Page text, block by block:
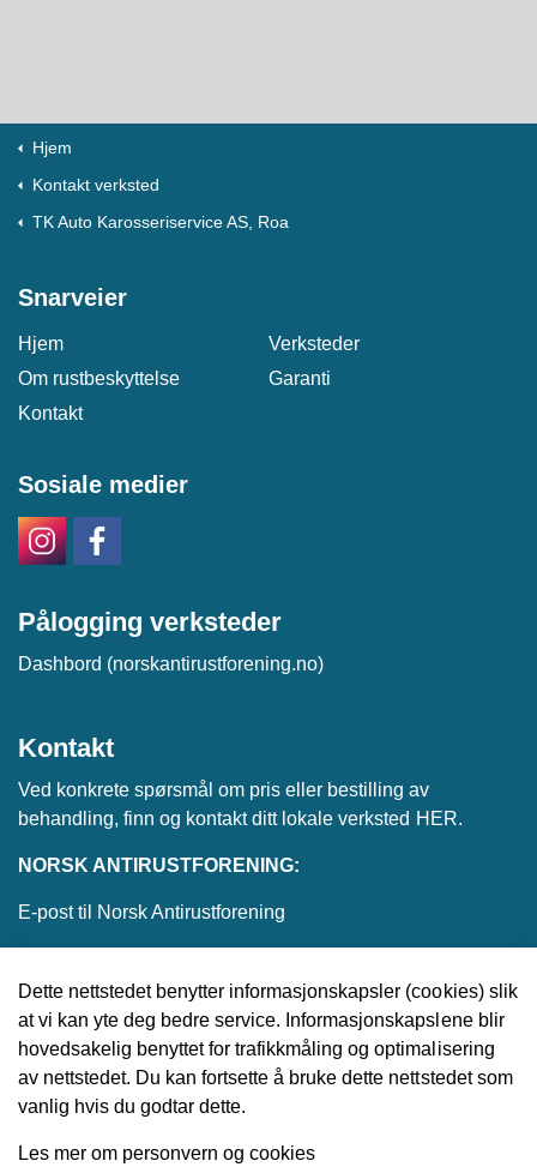
Hjem
Kontakt verksted
TK Auto Karosseriservice AS, Roa
Snarveier
Hjem
Verksteder
Om rustbeskyttelse
Garanti
Kontakt
Sosiale medier
Pålogging verksteder
Dashbord (norskantirustforening.no)
Kontakt
Ved konkrete spørsmål om pris eller bestilling av
behandling, finn og kontakt ditt lokale verksted HER.
NORSK ANTIRUSTFORENING:
E-post til Norsk Antirustforening
© 2026 Norsk Antirustforening
Utviklet avUpday
Dette nettstedet benytter informasjonskapsler (cookies) slik
at vi kan yte deg bedre service. Informasjonskapslene blir
hovedsakelig benyttet for trafikkmåling og optimalisering
av nettstedet. Du kan fortsette å bruke dette nettstedet som
vanlig hvis du godtar dette.
Les mer om personvern og cookies